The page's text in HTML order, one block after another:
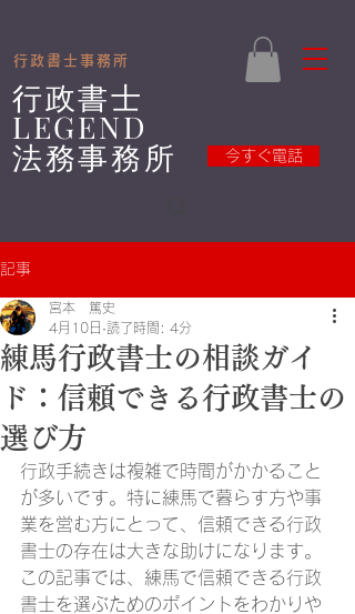
​行政書士事務所
今すぐ電話
​行政書士
LEGEND
法務事務所
記事
練馬行政書士の相談ガイ
ド：信頼できる行政書士の
選び方
宮本 篤史
4月10日 読了時間: 4分
行政手続きは複雑で時間がかかること
が多いです。特に練馬で暮らす方や事
業を営む方にとって、信頼できる行政
書士の存在は大きな助けになります。
この記事では、練馬で信頼できる行政
書士を選ぶためのポイントをわかりや